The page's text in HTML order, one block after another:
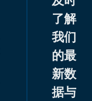
了解
我们
的最
新数
据与